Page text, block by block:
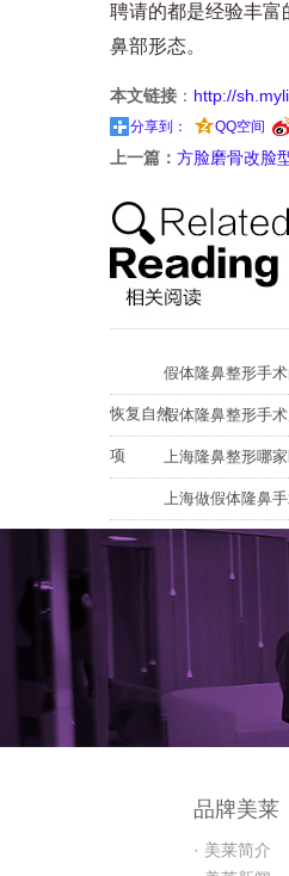
聘请的都是经验丰富
鼻部形态。
本文链接 ： http://
分享到： QQ空间
上一篇： 方脸磨骨改脸
假体隆鼻整形手
恢复自然假体隆鼻整形手
项 上海隆鼻整形哪
上海做假体隆鼻
品牌美莱
· 美莱简介